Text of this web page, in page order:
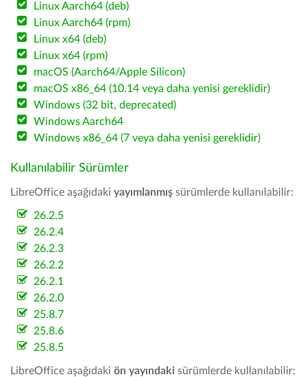
Linux Aarch64 (deb)
Linux Aarch64 (rpm)
Linux x64 (deb)
Linux x64 (rpm)
macOS (Aarch64/Apple Silicon)
macOS x86_64 (10.14 veya daha yenisi gereklidir)
Windows (32 bit, deprecated)
Windows Aarch64
Windows x86_64 (7 veya daha yenisi gereklidir)
Kullanılabilir Sürümler
LibreOffice aşağıdaki yayımlanmış sürümlerde kullanılabilir:
26.2.5
26.2.4
26.2.3
26.2.2
26.2.1
26.2.0
25.8.7
25.8.6
25.8.5
LibreOffice aşağıdaki ön yayındaki sürümlerde kullanılabilir: